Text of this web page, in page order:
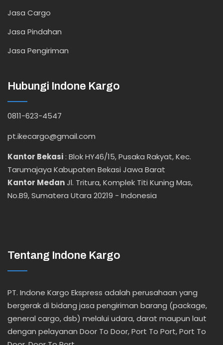
Jasa Cargo
Jasa Pindahan
Jasa Pengiriman
Hubungi Indone Kargo
0811-623-4547
pt.ikecargo@gmail.com
Kantor Bekasi: Blok HY46/15, Pusaka Rakyat, Kec.
Tarumajaya Kabupaten Bekasi Jawa Barat
Kantor MedanJl. Tritura, Komplek Titi Kuning Mas,
No.B9, Sumatera Utara 20219 - Indonesia
Tentang Indone Kargo
PT. Indone Kargo Ekspress adalah perusahaan yang
bergerak di bidang jasa pengiriman barang (package,
general cargo, dsb) melalui udara, darat maupun laut
dengan pelayanan Door To Door, Port To Port, Port To